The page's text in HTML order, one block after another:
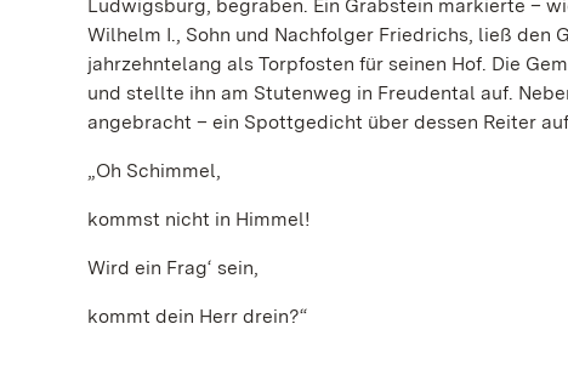
Ludwigsburg, begraben. Ein Grabstein markierte –
Wilhelm I., Sohn und Nachfolger Friedrichs, ließ den
jahrzehntelang als Torpfosten für seinen Hof. Die
und stellte ihn am Stutenweg in Freudental auf.
angebracht – ein Spottgedicht über dessen Reiter
„Oh Schimmel,
kommst nicht in Himmel!
Wird ein Frag‘ sein,
kommt dein Herr drein?“